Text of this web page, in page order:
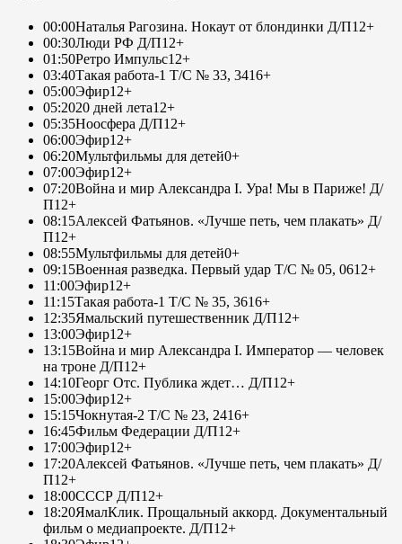
00:00Наталья Рагозина. Нокаут от блондинки Д/П12+
00:30Люди РФ Д/П12+
01:50Ретро Импульс12+
03:40Такая работа-1 Т/С № 33, 3416+
05:00Эфир12+
05:2020 дней лета12+
05:35Ноосфера Д/П12+
06:00Эфир12+
06:20Мультфильмы для детей0+
07:00Эфир12+
07:20Война и мир Александра I. Ура! Мы в Париже! Д/
П12+
08:15Алексей Фатьянов. «Лучше петь, чем плакать» Д/
П12+
08:55Мультфильмы для детей0+
09:15Военная разведка. Первый удар Т/С № 05, 0612+
11:00Эфир12+
11:15Такая работа-1 Т/С № 35, 3616+
12:35Ямальский путешественник Д/П12+
13:00Эфир12+
13:15Война и мир Александра I. Император — человек
на троне Д/П12+
14:10Георг Отс. Публика ждет… Д/П12+
15:00Эфир12+
15:15Чокнутая-2 Т/С № 23, 2416+
16:45Фильм Федерации Д/П12+
17:00Эфир12+
17:20Алексей Фатьянов. «Лучше петь, чем плакать» Д/
П12+
18:00СССР Д/П12+
18:20ЯмалКлик. Прощальный аккорд. Документальный
фильм о медиапроекте. Д/П12+